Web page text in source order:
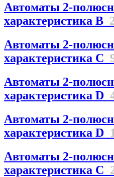
Автоматы 2-
характеристика В
Автоматы 2-
характеристика C
Автоматы 2-
характеристика D
Автоматы 2-
характеристика D
Автоматы 2-
характеристика С